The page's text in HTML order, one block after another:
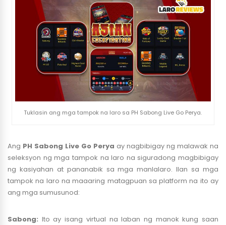
Tuklasin ang mga tampok na laro sa PH Sabong Live Go Perya.
Ang PH Sabong Live Go Perya ay nagbibigay ng malawak na
seleksyon ng mga tampok na laro na siguradong magbibigay
ng kasiyahan at pananabik sa mga manlalaro. Ilan sa mga
tampok na laro na maaaring matagpuan sa platform na ito ay
ang mga sumusunod:
Sabong: Ito ay isang virtual na laban ng manok kung saan